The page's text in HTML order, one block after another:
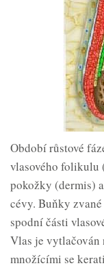
Období růstové
vlasového folikulu
pokožky (dermis)
cévy. Buňky
spodní části
Vlas je vytlačován
množícími se